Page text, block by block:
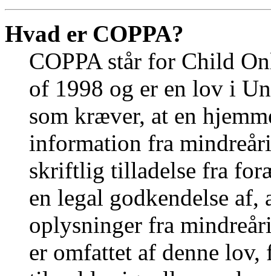
Hvad er COPPA?
COPPA står for Child
of 1998 og er en lov i
som kræver, at en
information fra
skriftlig tilladelse fra
en legal godkendelse af,
oplysninger fra
er omfattet af denne